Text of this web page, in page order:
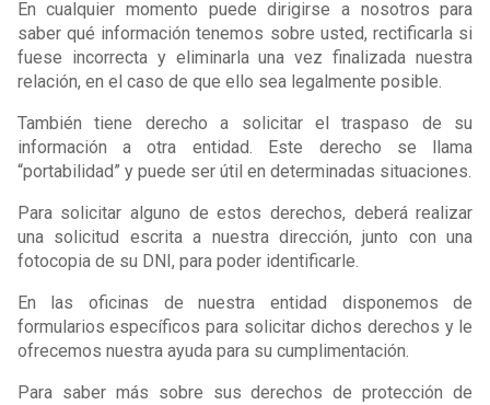
En cualquier momento puede dirigirse a nosotros para
saber qué información tenemos sobre usted, rectificarla si
fuese incorrecta y eliminarla una vez finalizada nuestra
relación, en el caso de que ello sea legalmente posible.
También tiene derecho a solicitar el traspaso de su
información a otra entidad. Este derecho se llama
“portabilidad” y puede ser útil en determinadas situaciones.
Para solicitar alguno de estos derechos, deberá realizar
una solicitud escrita a nuestra dirección, junto con una
fotocopia de su DNI, para poder identificarle.
En las oficinas de nuestra entidad disponemos de
formularios específicos para solicitar dichos derechos y le
ofrecemos nuestra ayuda para su cumplimentación.
Para saber más sobre sus derechos de protección de